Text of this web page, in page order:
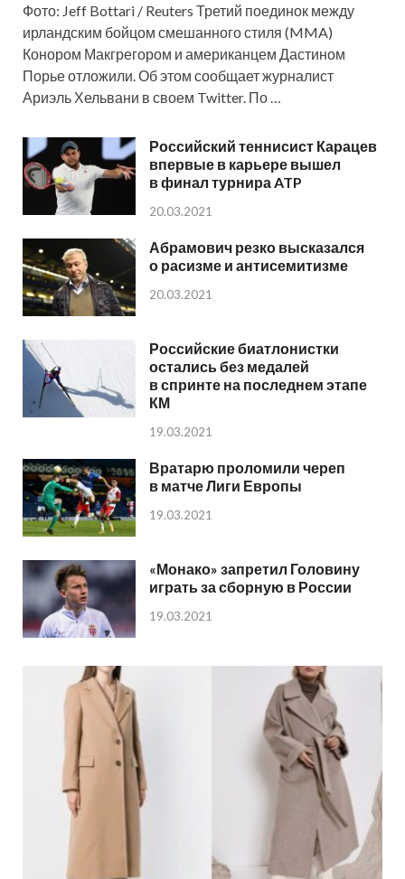
Фото: Jeff Bottari / Reuters Третий поединок между
ирландским бойцом смешанного стиля (MMA)
Конором Макгрегором и американцем Дастином
Порье отложили. Об этом сообщает журналист
Ариэль Хельвани в своем Twitter. По …
Российский теннисист Карацев
впервые в карьере вышел
в финал турнира ATP
20.03.2021
Абрамович резко высказался
о расизме и антисемитизме
20.03.2021
Российские биатлонистки
остались без медалей
в спринте на последнем этапе
КМ
19.03.2021
Вратарю проломили череп
в матче Лиги Европы
19.03.2021
«Монако» запретил Головину
играть за сборную в России
19.03.2021